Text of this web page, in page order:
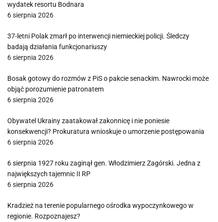
wydatek resortu Bodnara
6 sierpnia 2026
37-letni Polak zmarł po interwencji niemieckiej policji. Śledczy
badają działania funkcjonariuszy
6 sierpnia 2026
Bosak gotowy do rozmów z PiS o pakcie senackim. Nawrocki może
objąć porozumienie patronatem
6 sierpnia 2026
Obywatel Ukrainy zaatakował zakonnicę i nie poniesie
konsekwencji? Prokuratura wnioskuje o umorzenie postępowania
6 sierpnia 2026
6 sierpnia 1927 roku zaginął gen. Włodzimierz Zagórski. Jedna z
największych tajemnic II RP
6 sierpnia 2026
Kradzież na terenie popularnego ośrodka wypoczynkowego w
regionie. Rozpoznajesz?